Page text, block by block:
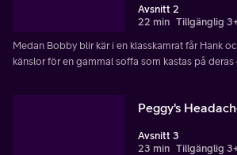
Avsnitt 2
22 min Tillgänglig
Medan Bobby blir kär i en klasskamrat får Hank
känslor för en gammal soffa som kastas på deras
Peggy's
Avsnitt 3
23 min Tillgänglig